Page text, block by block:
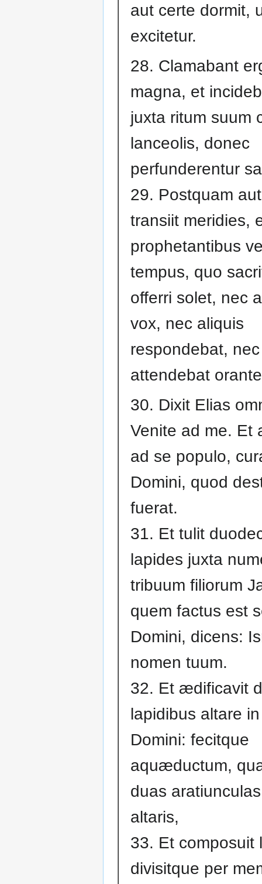
aut certe dormit,
excitetur.
28. Clamabant
magna, et
juxta ritum suum
lanceolis, donec
perfunderentur
29. Postquam
transiit meridies,
prophetantibus
tempus, quo
offerri solet, nec
vox, nec aliquis
respondebat, nec
attendebat
30. Dixit Elias
Venite ad me. Et
ad se populo,
Domini, quod
fuerat.
31. Et tulit
lapides juxta
tribuum filiorum
quem factus est
Domini, dicens:
nomen tuum.
32. Et ædificavit
lapidibus altare
Domini: fecitque
aquæductum,
duas
altaris,
33. Et composuit
divisitque per